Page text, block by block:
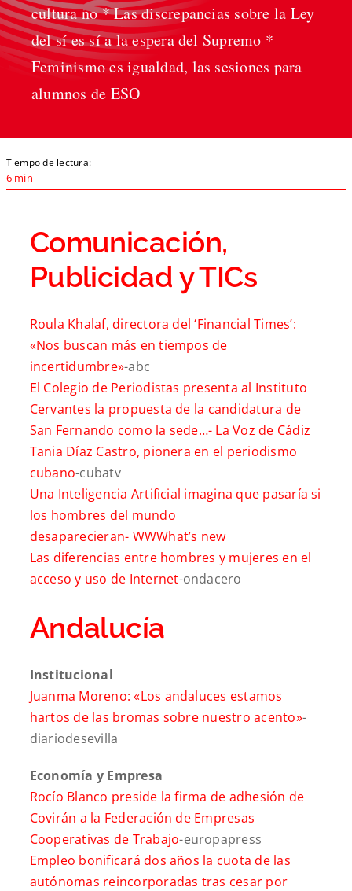
cultura no * Las discrepancias sobre la Ley
del sí es sí a la espera del Supremo *
Feminismo es igualdad, las sesiones para
alumnos de ESO
Tiempo de lectura:
6 min
Comunicación,
Publicidad y TICs
Roula Khalaf, directora del ‘Financial Times’:
«Nos buscan más en tiempos de
incertidumbre»-abc
El Colegio de Periodistas presenta al Instituto
Cervantes la propuesta de la candidatura de
San Fernando como la sede…- La Voz de Cádiz
Tania Díaz Castro, pionera en el periodismo
cubano-cubatv
Una Inteligencia Artificial imagina que pasaría si
los hombres del mundo
desaparecieran- WWWhat’s new
Las diferencias entre hombres y mujeres en el
acceso y uso de Internet-ondacero
Andalucía
Institucional
Juanma Moreno: «Los andaluces estamos
hartos de las bromas sobre nuestro acento»-
diariodesevilla
Economía y Empresa
Rocío Blanco preside la firma de adhesión de
Covirán a la Federación de Empresas
Cooperativas de Trabajo-europapress
Empleo bonificará dos años la cuota de las
autónomas reincorporadas tras cesar por